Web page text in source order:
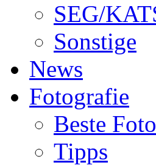
SEG/
Sonstige
News
Fotografie
Beste
Tipps